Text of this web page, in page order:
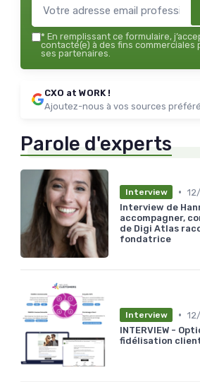
* En remplissant ce formulaire,
contacté(e) à des fins commerciales
ses partenaires.
CXO at WORK !
Ajoutez-nous à vos sources
Parole d'experts
Interview •
Interview de
accompagner,
de Digi Atlas
fondatrice
Interview •
INTERVIEW -
fidélisation